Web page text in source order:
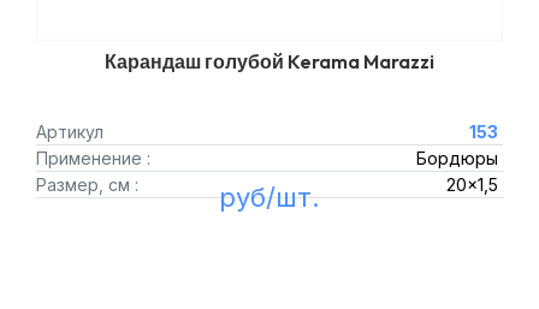
Карандаш голубой Kerama Marazzi
Артикул
153
Применение :
Бордюры
Размер, см :
20x1,5
руб/шт.